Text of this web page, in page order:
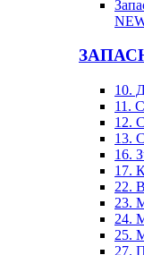
10.
11.
12.
13.
16.
17.
22.
23.
24.
25.
27.